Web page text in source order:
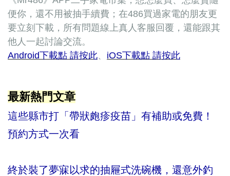
便你，還不用被抽手續費；在486買過家電的朋友更
要立刻下載，所有問題線上真人客服回覆，還能跟其
他人一起討論交流。
Android下載點 請按此、 iOS下載點 請按此
最新熱門文章
這些縣市打「帶狀皰疹疫苗」有補助或免費！
預約方式一次看
終於裝了夢寐以求的抽屜式洗碗機，還意外釣